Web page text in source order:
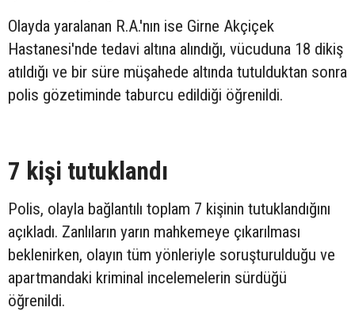
Olayda yaralanan R.A.'nın ise Girne Akçiçek
Hastanesi'nde tedavi altına alındığı, vücuduna 18 dikiş
atıldığı ve bir süre müşahede altında tutulduktan sonra
polis gözetiminde taburcu edildiği öğrenildi.
7 kişi tutuklandı
Polis, olayla bağlantılı toplam 7 kişinin tutuklandığını
açıkladı. Zanlıların yarın mahkemeye çıkarılması
beklenirken, olayın tüm yönleriyle soruşturulduğu ve
apartmandaki kriminal incelemelerin sürdüğü
öğrenildi.